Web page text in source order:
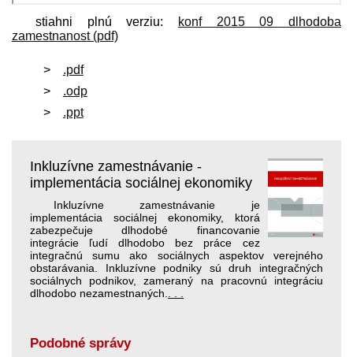
stiahni plnú verziu:
konf 2015 09 dlhodoba
zamestnanost (pdf)
.pdf
.odp
.ppt
Inkluzívne zamestnávanie -
implementácia sociálnej ekonomiky
Inkluzívne zamestnávanie je
implementácia sociálnej ekonomiky, ktorá
zabezpečuje dlhodobé financovanie
integrácie ľudí dlhodobo bez práce cez
integračnú sumu ako sociálnych aspektov verejného
obstarávania. Inkluzívne podniky sú druh integračných
sociálnych podnikov, zameraný na pracovnú integráciu
dlhodobo nezamestnaných.
Podobné správy